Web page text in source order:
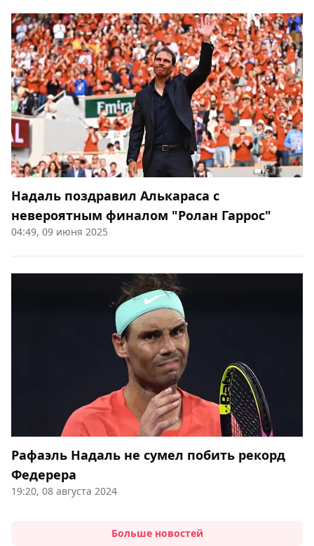
Надаль поздравил Алькараса с
невероятным финалом "Ролан Гаррос"
04:49, 09 июня 2025
Рафаэль Надаль не сумел побить рекорд
Федерера
19:20, 08 августа 2024
Больше новостей